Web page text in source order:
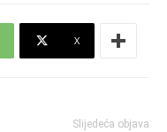
X
Slijedeća objava